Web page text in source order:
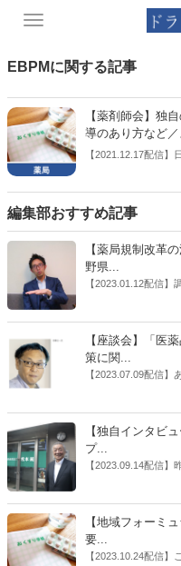
Toggle
EBPMに関する記事
【薬剤師会】独
導のあり方など
に前進
【2021.12.17配信】
の研究助成先を決
薬指導が対面とどう
は、今年９月に募集
める動きがある中
力に生かしていきた
編集部おすすめ記事
【薬局規制改革
野県...
【2023.01.12配信】
界への規制改革の
はないだろうか。
師の業務及び薬局の
ても出席していたイ
【座談会】「医
策に関...
【2023.07.09配信】
厚労省「医薬品の
書がとりまとめら
厚労省医政局医薬産
情報企画課セルフケ
公一氏や青山学院大
【独自インタビ
プ...
【2023.09.14配信】
員を「自民党神奈
候補の前提となる
た同氏の復活に向け
感の払拭できない
【地域フォーミ
要...
【2023.10.24配信】